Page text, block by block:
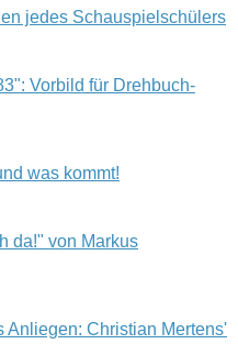
jedes Schauspielschülers
Vorbild für Drehbuch-
was kommt!
da!" von Markus
Anliegen: Christian Mertens'